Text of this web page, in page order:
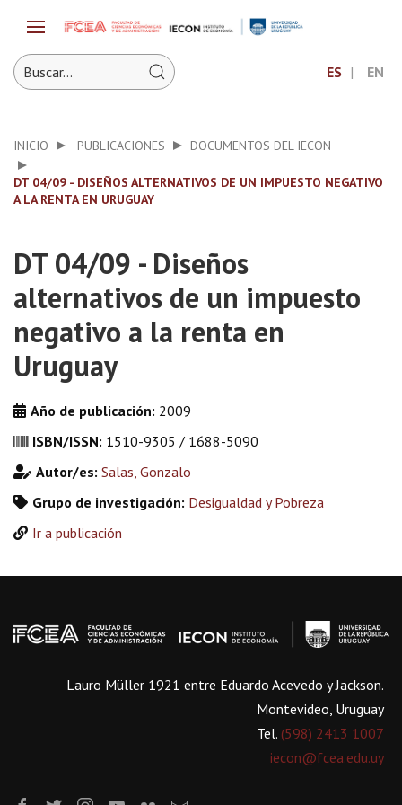
ES EN
INICIO PUBLICACIONES DOCUMENTOS DEL IECON
DT 04/09 - DISEÑOS ALTERNATIVOS DE UN IMPUESTO NEGATIVO
A LA RENTA EN URUGUAY
DT 04/09 - Diseños
alternativos de un impuesto
negativo a la renta en
Uruguay
Año de publicación: 2009
ISBN/ISSN: 1510-9305 / 1688-5090
Autor/es: Salas, Gonzalo
Grupo de investigación: Desigualdad y Pobreza
Ir a publicación
Lauro Müller 1921 entre Eduardo Acevedo y Jackson.
Montevideo, Uruguay
Tel. (598) 2413 1007
iecon@fcea.edu.uy